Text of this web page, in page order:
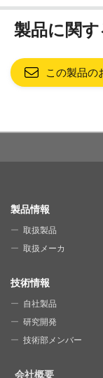
製品に関
この製品の
SITE MAP
製品情報
取扱製品
取扱メーカ
技術情報
自社製品
研究開発
技術部メンバー
会社概要